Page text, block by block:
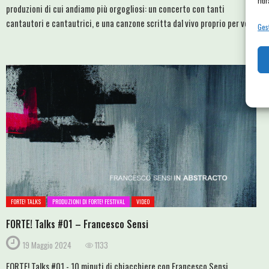
produzioni di cui andiamo più orgogliosi: un concerto con tanti
cantautori e cantautrici, e una canzone scritta dal vivo proprio per voi!
FORTE! TALKS PRODUZIONI DI FORTE! FESTIVAL VIDEO
FORTE! Talks #01 – Francesco Sensi
19 Maggio 2024 1133
FORTE! Talks #01 - 10 minuti di chiacchiere con Francesco Sensi,